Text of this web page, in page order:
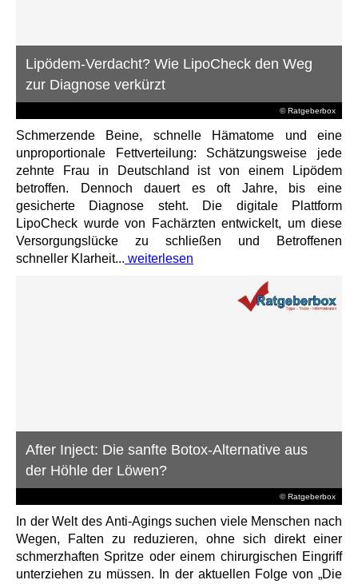
© Ratgeberbox
Lipödem-Verdacht? Wie LipoCheck den Weg
zur Diagnose verkürzt
Schmerzende Beine, schnelle Hämatome und eine
unproportionale Fettverteilung: Schätzungsweise jede
zehnte Frau in Deutschland ist von einem Lipödem
betroffen. Dennoch dauert es oft Jahre, bis eine
gesicherte Diagnose steht. Die digitale Plattform
LipoCheck wurde von Fachärzten entwickelt, um diese
Versorgungslücke zu schließen und Betroffenen
schneller Klarheit... weiterlesen
© Ratgeberbox
After Inject: Die sanfte Botox-Alternative aus
der Höhle der Löwen?
In der Welt des Anti-Agings suchen viele Menschen nach
Wegen, Falten zu reduzieren, ohne sich direkt einer
schmerzhaften Spritze oder einem chirurgischen Eingriff
unterziehen zu müssen. In der aktuellen Folge von „Die